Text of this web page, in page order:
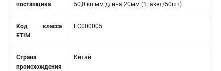
поставщика
50,0 кв.мм длина 20мм (1пакет/50шт)
Код класса
ETIM
EC000005
Страна
происхождения
Китай